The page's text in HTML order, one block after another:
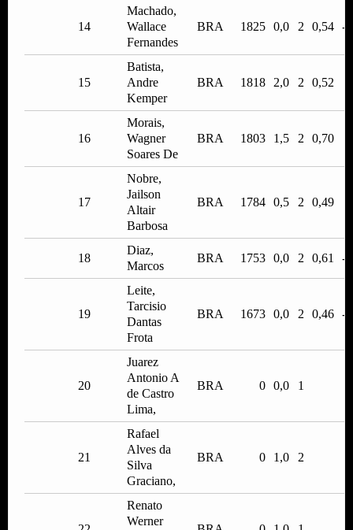
14
Machado,
Wallace
Fernandes
BRA 1825 0,0 2 0,54 -
15
Batista,
Andre
Kemper
BRA 1818 2,0 2 0,52
16
Morais,
Wagner
Soares De
BRA 1803 1,5 2 0,70
17
Nobre,
Jailson
Altair
Barbosa
BRA 1784 0,5 2 0,49
18
Diaz,
Marcos
BRA 1753 0,0 2 0,61 -
19
Leite,
Tarcisio
Dantas
Frota
BRA 1673 0,0 2 0,46 -
20
Juarez
Antonio A
de Castro
Lima,
BRA 0 0,0 1
21
Rafael
Alves da
Silva
Graciano,
BRA 0 1,0 2
Renato
Werner